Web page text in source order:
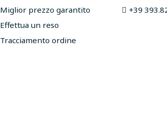
Miglior prezzo garantito
Effettua un reso
Tracciamento ordine
+39